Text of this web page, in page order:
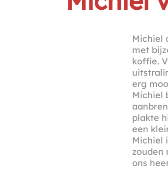
Michiel
met
koffie.
erg
Michiel
plakte
een
Michiel
zouden
ons